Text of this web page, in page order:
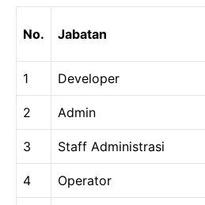
No. Jabatan
1 Developer
2 Admin
3 Staff Administrasi
4 Operator